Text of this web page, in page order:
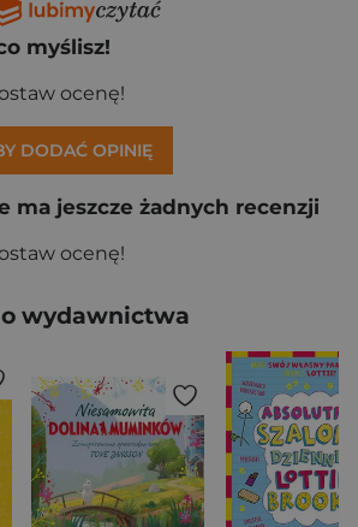
myślisz!
ocenę!
DODAĆ OPINIĘ
ma jeszcze żadnych recenzji
ocenę!
wydawnictwa